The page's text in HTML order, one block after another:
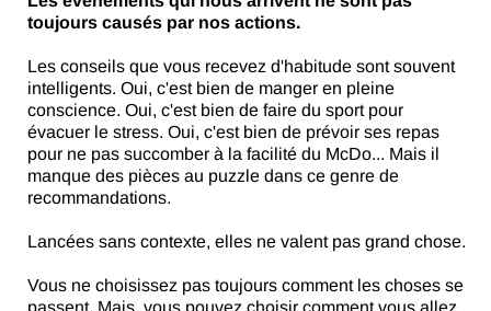
toujours causés par nos actions.
Les conseils que vous recevez d'habitude sont souvent
intelligents. Oui, c'est bien de manger en pleine
conscience. Oui, c'est bien de faire du sport pour
évacuer le stress. Oui, c'est bien de prévoir ses repas
pour ne pas succomber à la facilité du McDo... Mais il
manque des pièces au puzzle dans ce genre de
recommandations.
Lancées sans contexte, elles ne valent pas grand chose.
Vous ne choisissez pas toujours comment les choses se
passent. Mais, vous pouvez choisir comment vous allez